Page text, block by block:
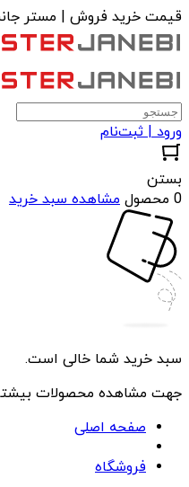
قیمت خرید فروش | مستر
ورود | ثبت‌نام
بستن
0 محصول
مشاهده سبد خرید
سبد خرید شما خالی است.
جهت مشاهده محصولات بیشتر
صفحه اصلی
فروشگاه